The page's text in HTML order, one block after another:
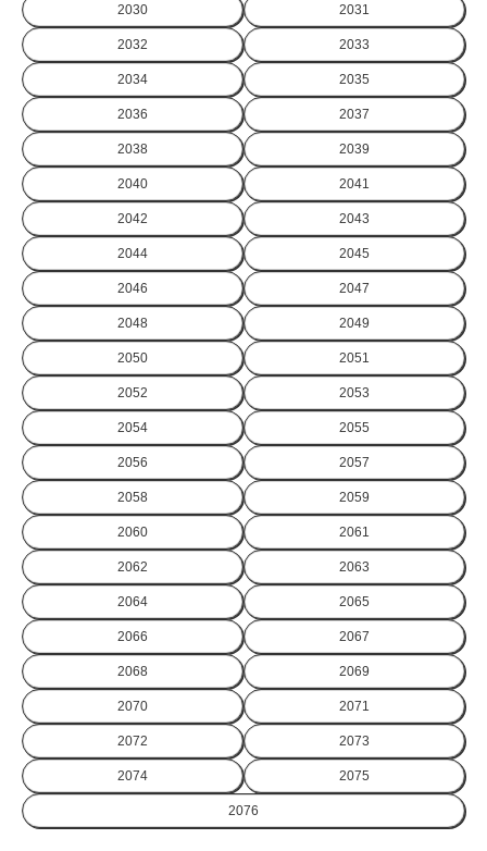
2030 2031
2032 2033
2034 2035
2036 2037
2038 2039
2040 2041
2042 2043
2044 2045
2046 2047
2048 2049
2050 2051
2052 2053
2054 2055
2056 2057
2058 2059
2060 2061
2062 2063
2064 2065
2066 2067
2068 2069
2070 2071
2072 2073
2074 2075
2076